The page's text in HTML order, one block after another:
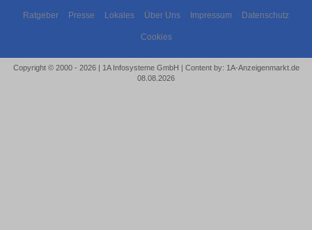
Ratgeber Presse Lokales Über Uns Impressum Datenschutz
Cookies
Copyright © 2000 - 2026 | 1A Infosysteme GmbH | Content by: 1A-Anzeigenmarkt.de
08.08.2026